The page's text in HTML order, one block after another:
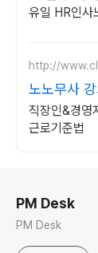
유일 HR인사
http://
노노무사
직장인&경영자의 필수템! 노노
근로기준법
PM Desk
PM Desk